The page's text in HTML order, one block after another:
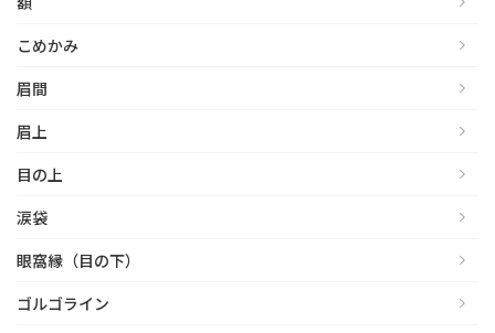
こめかみ
眉間
眉上
目の上
涙袋
眼窩縁（目の下）
ゴルゴライン